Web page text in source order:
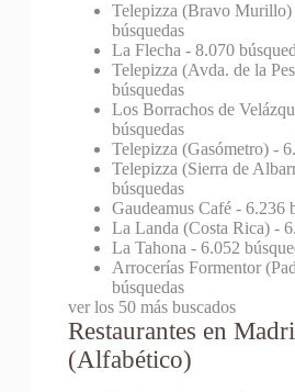
Telepizza (Bravo Murillo)
búsquedas
La Flecha - 8.070
Telepizza (Avda. de la
búsquedas
Los Borrachos de
búsquedas
Telepizza (Gasómetro)-
Telepizza (Sierra de
búsquedas
Gaudeamus Café- 6.236
La Landa (Costa Rica)-
La Tahona - 6.052
Arrocerías Formentor
búsquedas
ver los 50 más buscados
Restaurantes en
(Alfabético)